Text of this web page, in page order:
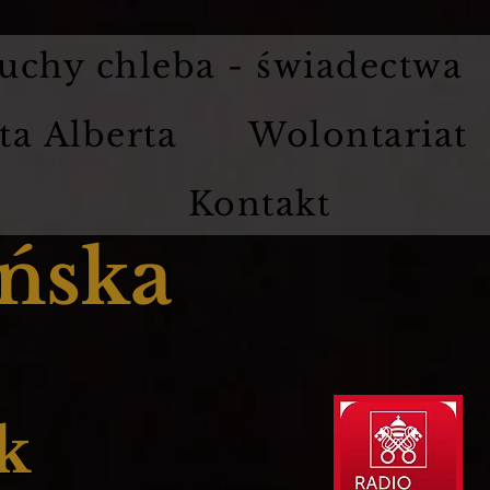
chleba - świadectwa
Alberta
Wolontariat
Kontakt